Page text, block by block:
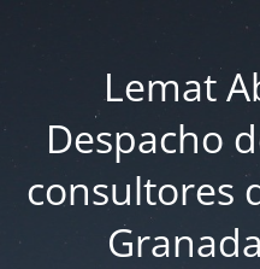
Lemat
Despacho
consultores